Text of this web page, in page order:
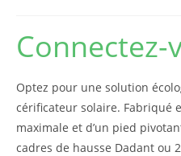
Optez pour une solution
cérificateur solaire. Fabriqué
maximale et d’un pied
cadres de hausse Dadant ou